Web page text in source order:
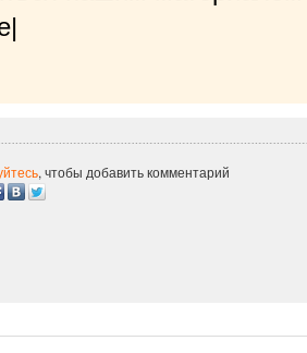
очень приятно!
, чтобы добавить комментарий